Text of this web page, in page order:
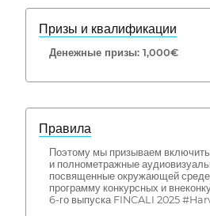
Призы и квалификации
Денежные призы: 1,000€
Правила
Поэтому мы призываем
и полнометражные
посвященные окружающей
программу конкурсных и
6-го выпуска FINCALI 2025